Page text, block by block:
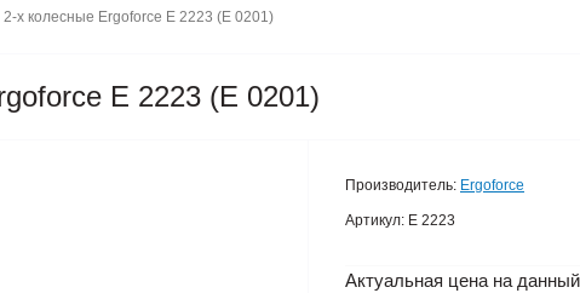
2-х колесные Ergoforce E 2223 (Е 0201)
E 2223 (Е 0201)
Производитель: Ergoforce
Артикул: E 2223
Актуальная цена на